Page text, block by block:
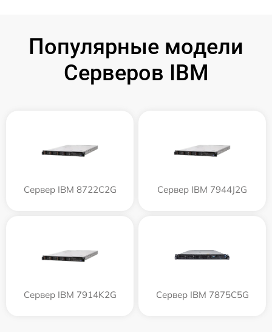
Популярные модели
Серверов IBM
Сервер IBM 8722C2G Сервер IBM 7944J2G
Сервер IBM 7914K2G Сервер IBM 7875C5G